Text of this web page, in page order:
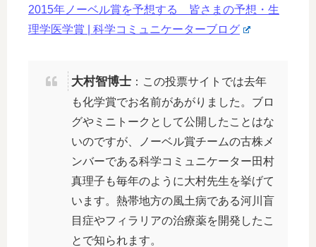
2015年ノーベル賞を予想する 皆さまの予想・生
理学医学賞 | 科学コミュニケーターブログ
大村智博士 ：この投票サイトでは去年
も化学賞でお名前があがりました。ブロ
グやミニトークとして公開したことはな
いのですが、ノーベル賞チームの古株メ
ンバーである科学コミュニケーター田村
真理子も毎年のように大村先生を挙げて
います。熱帯地方の風土病である河川盲
目症やフィラリアの治療薬を開発したこ
とで知られます。